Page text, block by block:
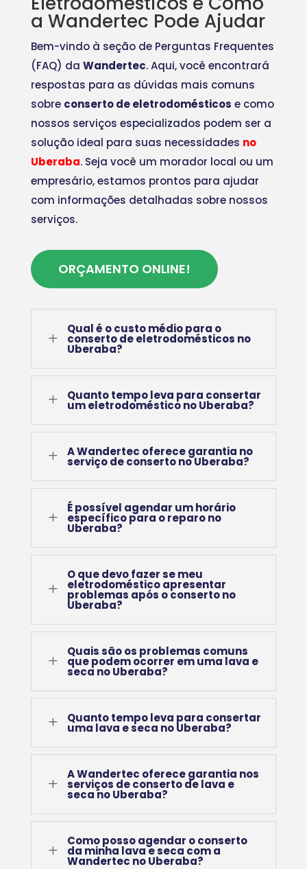
a Wandertec Pode Ajudar
Bem-vindo à seção de Perguntas Frequentes
(FAQ) da Wandertec. Aqui, você encontrará
respostas para as dúvidas mais comuns
sobre conserto de eletrodomésticos e como
nossos serviços especializados podem ser a
solução ideal para suas necessidades no
Uberaba. Seja você um morador local ou um
empresário, estamos prontos para ajudar
com informações detalhadas sobre nossos
serviços.
ORÇAMENTO ONLINE!
L
Qual é o custo médio para o
conserto de eletrodomésticos no
Uberaba?
L Quanto tempo leva para consertar
um eletrodoméstico no Uberaba?
L A Wandertec oferece garantia no
serviço de conserto no Uberaba?
L
É possível agendar um horário
específico para o reparo no
Uberaba?
L
O que devo fazer se meu
eletrodoméstico apresentar
problemas após o conserto no
Uberaba?
L
Quais são os problemas comuns
que podem ocorrer em uma lava e
seca no Uberaba?
L Quanto tempo leva para consertar
uma lava e seca no Uberaba?
L
A Wandertec oferece garantia nos
serviços de conserto de lava e
seca no Uberaba?
L
Como posso agendar o conserto
da minha lava e seca com a
Wandertec no Uberaba?